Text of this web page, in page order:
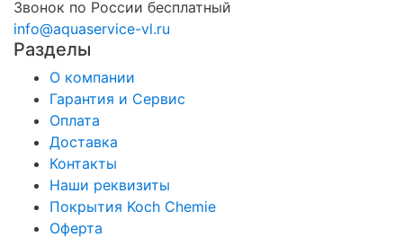
Звонок по России бесплатный
info@aquaservice-vl.ru
Разделы
О компании
Гарантия и Сервис
Оплата
Доставка
Контакты
Наши реквизиты
Покрытия Koch Chemie
Оферта